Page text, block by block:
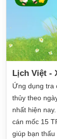
Lịch Việt -
Ứng dụng tra
thủy theo
nhất hiện
cán mốc 15
giúp bạn thấu